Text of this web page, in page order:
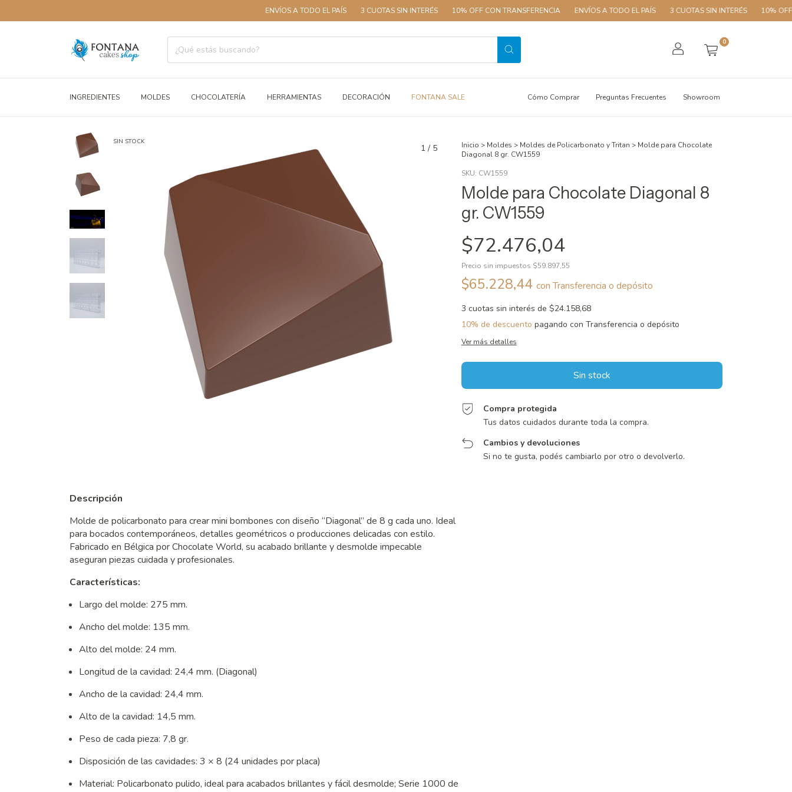
ENVÍOS A TODO EL PAÍS 3 CUOTAS SIN INTERÉS 10% OFF CON TRANSFERENCIA ENVÍOS A TODO EL PAÍS 3 CUOTAS SIN INTERÉS 10% OFF CON
0
INGREDIENTES MOLDES CHOCOLATERÍA HERRAMIENTAS DECORACIÓN FONTANA SALE Cómo Comprar Preguntas Frecuentes Showroom
SIN STOCK
1 / 5 Inicio > Moldes > Moldes de Policarbonato y Tritan > Molde para Chocolate
Diagonal 8 gr. CW1559
SKU: CW1559
Molde para Chocolate Diagonal 8
gr. CW1559
$72.476,04
Precio sin impuestos $59.897,55
$65.228,44 con Transferencia o depósito
3 cuotas sin interés de $24.158,68
10% de descuento pagando con Transferencia o depósito
Ver más detalles
Compra protegida
Tus datos cuidados durante toda la compra.
Cambios y devoluciones
Si no te gusta, podés cambiarlo por otro o devolverlo.
Descripción
Molde de policarbonato para crear mini bombones con diseño “Diagonal” de 8 g cada uno. Ideal
para bocados contemporáneos, detalles geométricos o producciones delicadas con estilo.
Fabricado en Bélgica por Chocolate World, su acabado brillante y desmolde impecable
aseguran piezas cuidada y profesionales.
Características:
Largo del molde: 275 mm.
Ancho del molde: 135 mm.
Alto del molde: 24 mm.
Longitud de la cavidad: 24,4 mm. (Diagonal)
Ancho de la cavidad: 24,4 mm.
Alto de la cavidad: 14,5 mm.
Peso de cada pieza: 7,8 gr.
Disposición de las cavidades: 3 × 8 (24 unidades por placa)
Material: Policarbonato pulido, ideal para acabados brillantes y fácil desmolde; Serie 1000 de